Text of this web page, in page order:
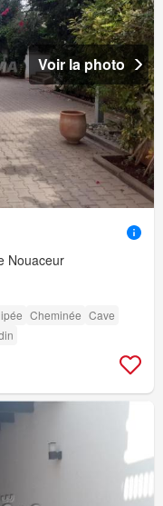
Voir la photo
Nouaceur
Cheminée Cave